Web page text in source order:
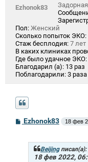
Ezhonok83
Пол: Женский
Сколько попыток ЭКО:
Стаж бесплодия: 7 лет
В каких клиниках
Где было удачное ЭКО:
Благодарил (а): 13 раз
Поблагодарили: 3 раза
С
о
Ezhonok83 18 фев
Beijingписал(а):
18 фев 2022,